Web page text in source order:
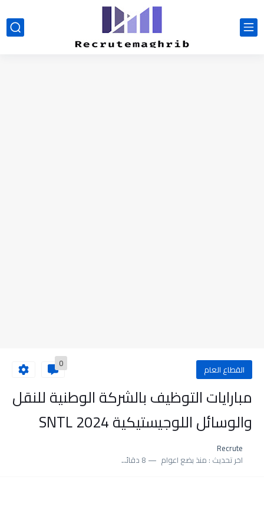
القطاع العام 0
مبارايات التوظيف بالشركة الوطنية للنقل
والوسائل اللوجيستيكية 2024 SNTL
Recrute
اخر تحديث : منذ بضع اعوام 8 دقائق للقراءة